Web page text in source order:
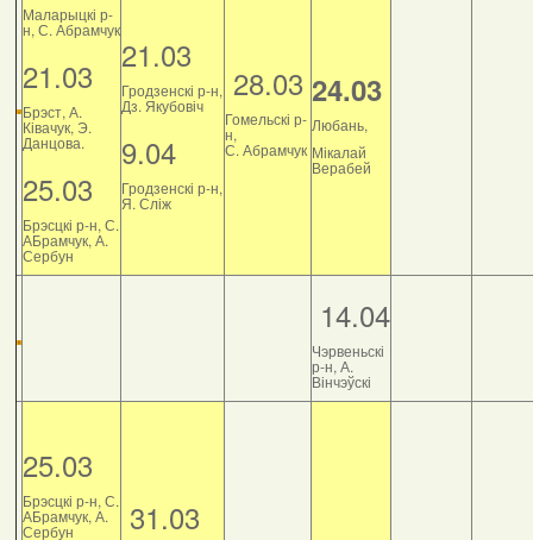
Маларыцкі р-
н, С. Абрамчук
21.03
Брэст, А.
Ківачук, Э.
Данцова.
25.03
Брэсцкі р-н, С.
АБрамчук, А.
Сербун
21.03
Гродзенскі р-н,
Дз. Якубовіч
9.04
Гродзенскі р-н,
Я. Сліж
28.03
Гомельскі р-
н,
С. Абрамчук
24.03
Любань,
Мікалай
Верабей
14.04
Чэрвеньскі
р-н, А.
Вінчэўскі
25.03
Брэсцкі р-н, С.
АБрамчук, А.
Сербун 31.03